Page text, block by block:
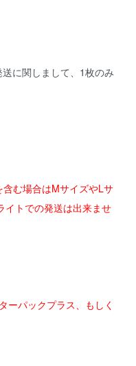
に関しまして、1枚のみ
む場合はMサイズやLサ
イトでの発送は出来ませ
ーパックプラス、もしく